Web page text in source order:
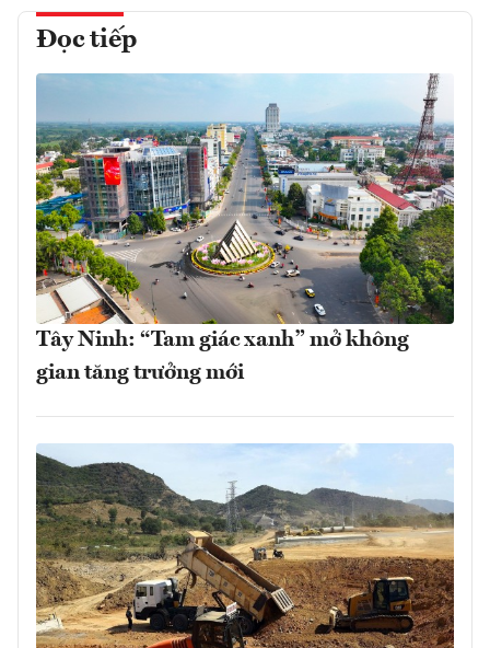
Đọc tiếp
Tây Ninh: “Tam giác xanh” mở không
gian tăng trưởng mới